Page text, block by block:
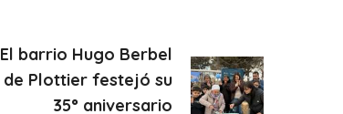
El barrio Hugo Berbel
de Plottier festejó su
35° aniversario